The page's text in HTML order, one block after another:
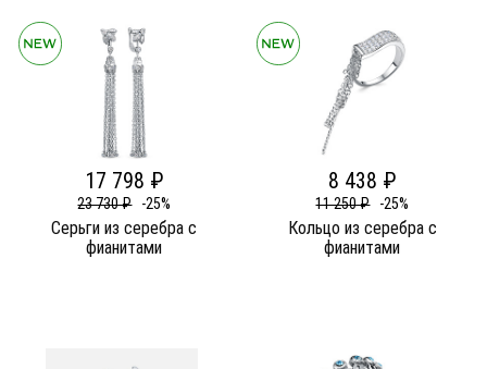
17 798 ₽
23 730 ₽ -25%
Серьги из серебра c
фианитами
8 438 ₽
11 250 ₽ -25%
Кольцо из серебра c
фианитами